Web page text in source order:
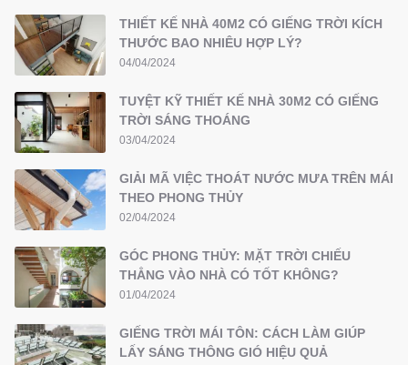
THIẾT KẾ NHÀ 40M2 CÓ GIẾNG TRỜI KÍCH
THƯỚC BAO NHIÊU HỢP LÝ?
04/04/2024
TUYỆT KỸ THIẾT KẾ NHÀ 30M2 CÓ GIẾNG
TRỜI SÁNG THOÁNG
03/04/2024
GIẢI MÃ VIỆC THOÁT NƯỚC MƯA TRÊN MÁI
THEO PHONG THỦY
02/04/2024
GÓC PHONG THỦY: MẶT TRỜI CHIẾU
THẲNG VÀO NHÀ CÓ TỐT KHÔNG?
01/04/2024
GIẾNG TRỜI MÁI TÔN: CÁCH LÀM GIÚP
LẤY SÁNG THÔNG GIÓ HIỆU QUẢ